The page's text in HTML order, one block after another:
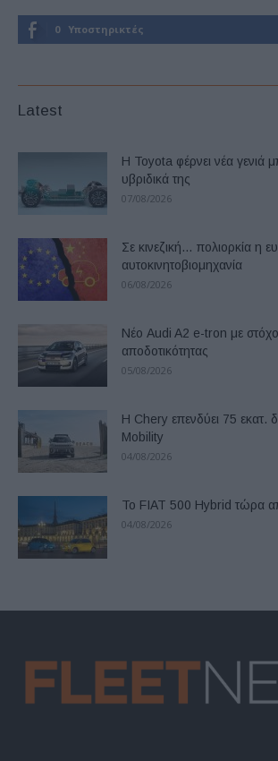
0 Υποστηρικτές
Latest
Η Toyota φέρνει νέα γενιά
υβριδικά της
07/08/2026
Σε κινεζική… πολιορκία η
αυτοκινητοβιομηχανία
06/08/2026
Νέο Audi A2 e-tron με
αποδοτικότητας
05/08/2026
Η Chery επενδύει 75 εκατ.
Mobility
04/08/2026
Το FIAT 500 Hybrid τώρα
04/08/2026